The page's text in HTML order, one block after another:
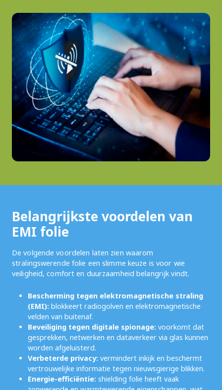
Belangrijkste voordelen van
EMI folie
De volgende voordelen laten zien waarom
stralingswerende folie een slimme keuze is voor wie
veiligheid, comfort en duurzaamheid belangrijk vindt.
Bescherming tegen elektromagnetische straling
(EMI): blokkeert radiogolven en elektromagnetische
velden van buitenaf.
Beveiliging tegen digitale spionage: voorkomt dat
gesprekken, netwerken en dataverkeer via glas kunnen
worden afgeluisterd.
Verbeterde privacy: vermindert inkijk en beschermt
vertrouwelijke informatie tegen nieuwsgierige blikken.
Energie-efficiëntie: shielding folie heeft vaak